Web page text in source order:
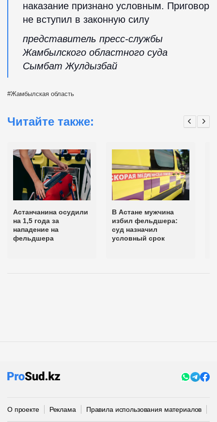
наказание признано условным. Приговор
не вступил в законную силу
представитель пресс-службы
Жамбылского областного суда
Сымбат Жулдызбай
Жамбылская область
Читайте также:
Астанчанина осудили
на 1,5 года за
нападение на
фельдшера
В Астане мужчина
избил фельдшера:
суд назначил
условный срок
О проекте Реклама Правила использования материалов